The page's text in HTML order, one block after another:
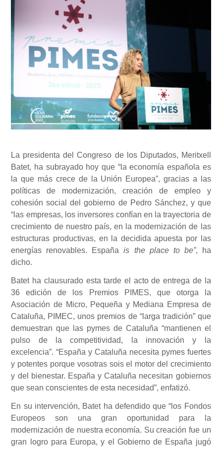
La presidenta del Congreso de los Diputados, Meritxell
Batet, ha subrayado hoy que “la economía española es
la que más crece de la Unión Europea”, gracias a las
políticas de modernización, creación de empleo y
cohesión social del gobierno de Pedro Sánchez, y que
“las empresas, los inversores confían en la trayectoria de
crecimiento de nuestro país, en la modernización de las
estructuras productivas, en la decidida apuesta por las
energías renovables. Españais the place to be”, ha
dicho.
Batet ha clausurado esta tarde el acto de entrega de la
36 edición de los Premios PIMES, que otorga la
Asociación de Micro, Pequeña y Mediana Empresa de
Cataluña, PIMEC, unos premios de “larga tradición” que
demuestran que las pymes de Cataluña “mantienen el
pulso de la competitividad, la innovación y la
excelencia”. “España y Cataluña necesita pymes fuertes
y potentes porque vosotras sois el motor del crecimiento
y del bienestar. España y Cataluña necesitan gobiernos
que sean conscientes de esta necesidad”, enfatizó.
En su intervención, Batet ha defendido que “los Fondos
Europeos son una gran oportunidad para la
modernización de nuestra economía. Su creación fue un
gran logro para Europa, y el Gobierno de España jugó